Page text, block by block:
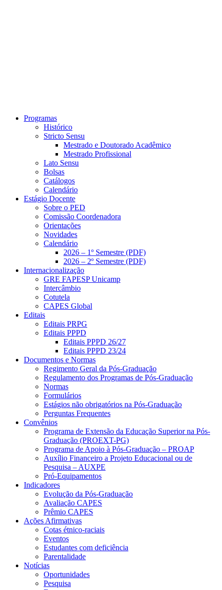
Programas
Histórico
Stricto Sensu
Mestrado e Doutorado Acadêmico
Mestrado Profissional
Lato Sensu
Bolsas
Catálogos
Calendário
Estágio Docente
Sobre o PED
Comissão Coordenadora
Orientações
Novidades
Calendário
2026 – 1º Semestre (PDF)
2026 – 2º Semestre (PDF)
Internacionalização
GRE FAPESP Unicamp
Intercâmbio
Cotutela
CAPES Global
Editais
Editais PRPG
Editais PPPD
Editais PPPD 26/27
Editais PPPD 23/24
Documentos e Normas
Regimento Geral da Pós-Graduação
Regulamento dos Programas de Pós-Graduação
Normas
Formulários
Estágios não obrigatórios na Pós-Graduação
Perguntas Frequentes
Convênios
Programa de Extensão da Educação Superior na Pós-
Graduação (PROEXT-PG)
Programa de Apoio à Pós-Graduação – PROAP
Auxílio Financeiro a Projeto Educacional ou de
Pesquisa – AUXPE
Pró-Equipamentos
Indicadores
Evolução da Pós-Graduação
Avaliação CAPES
Prêmio CAPES
Ações Afirmativas
Cotas étnico-raciais
Eventos
Estudantes com deficiência
Parentalidade
Notícias
Oportunidades
Pesquisa